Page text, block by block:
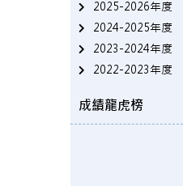
2025-2026年度
2024-2025年度
2023-2024年度
2022-2023年度
成績龍虎榜